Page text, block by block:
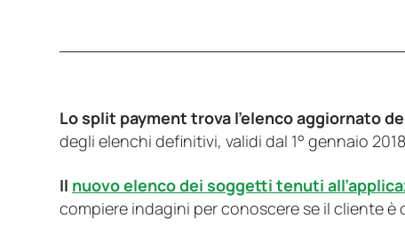
Lo split payment trova l’elenco aggiornato
degli elenchi definitivi, validi dal 1° gennaio
Il nuovo elenco dei soggetti tenuti
compiere indagini per conoscere se il cliente